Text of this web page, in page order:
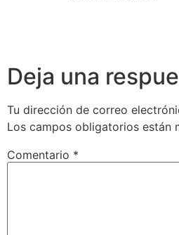
Deja una
Tu dirección de correo
Los campos obligatorios están
Comentario *